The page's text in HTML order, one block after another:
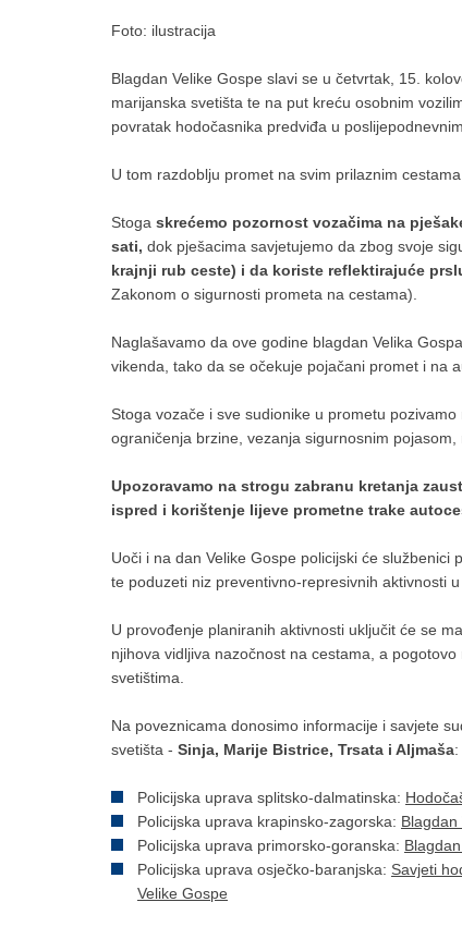
Foto: ilustracija
Blagdan Velike Gospe slavi se u četvrtak, 15.
marijanska svetišta te na put kreću osobnim
povratak hodočasnika predviđa u
U tom razdoblju promet na svim prilaznim
Stoga skrećemo pozornost vozačima na
sati, dok pješacima savjetujemo da zbog svoje
krajnji rub ceste) i da koriste reflektirajuće
Zakonom o sigurnosti prometa na cestama).
Naglašavamo da ove godine blagdan Velika
vikenda, tako da se očekuje pojačani promet i na
Stoga vozače i sve sudionike u prometu pozivamo
ograničenja brzine, vezanja sigurnosnim
Upozoravamo na strogu zabranu kretanja
ispred i korištenje lijeve prometne trake
Uoči i na dan Velike Gospe policijski će
te poduzeti niz preventivno-represivnih aktivnosti
U provođenje planiranih aktivnosti uključit će se
njihova vidljiva nazočnost na cestama, a
svetištima.
Na poveznicama donosimo informacije i savjete
svetišta - Sinja, Marije Bistrice, Trsata i Aljmaša:
Policijska uprava splitsko-dalmatinska:
Policijska uprava krapinsko-zagorska:
Policijska uprava primorsko-goranska:
Policijska uprava osječko-baranjska: Savjeti
Velike Gospe